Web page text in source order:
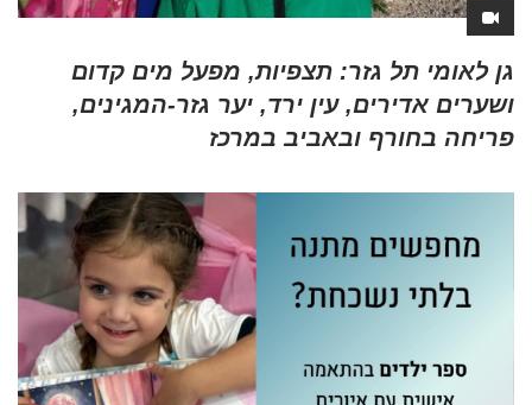
גן לאומי תל גזר: תצפיות, מפעל מים קדום
ושערים אדירים, עין ירד, יער גזר-המגינים,
פריחה בחורף ובאביב במרכז